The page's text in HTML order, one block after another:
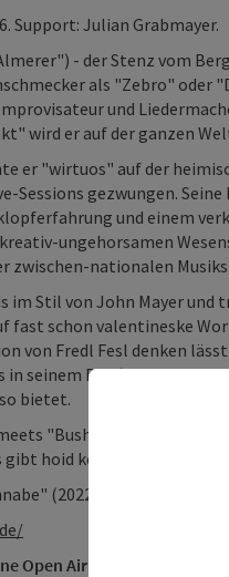
Support: Julian Grabmayer.
- der Stenz vom
als "Zebro"
und
wird er auf der ganzen
er "wirtuos" auf der
Sessions gezwungen.
und einem
ungehorsamen
zwischen-nationalen
im Stil von John Mayer
fast schon valentineske
von Fredl Fesl denken
seinem Pass) vom
bietet.
"Busheislparty" und
gibt hoid koane
(2022), stereopolrecords
Open Air